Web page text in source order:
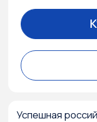
Команда
О проекте